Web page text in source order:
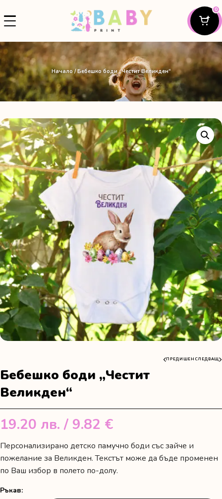
0
Начало/ Бебешко боди „Честит Великден“
ПРЕДИШЕН СЛЕДВАЩ
Бебешко боди „Честит
Великден“
19.20 лв. / 9.82 €
Персонализирано детско памучно боди със зайче и
пожелание за Великден. Текстът може да бъде променен
по Ваш избор в полето по-долу.
Ръкав